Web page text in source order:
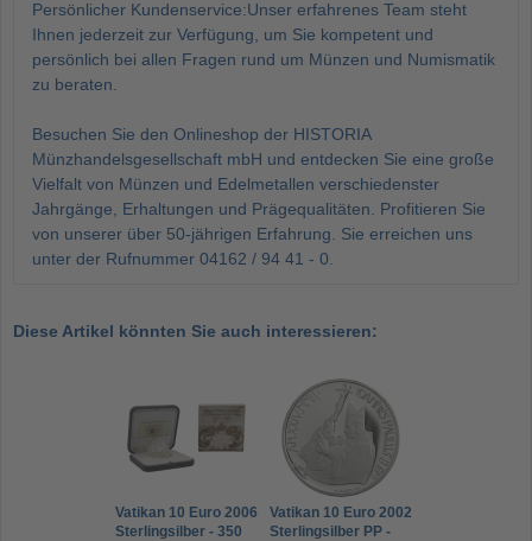
Persönlicher Kundenservice:Unser erfahrenes Team steht
Ihnen jederzeit zur Verfügung, um Sie kompetent und
persönlich bei allen Fragen rund um Münzen und Numismatik
zu beraten.
Besuchen Sie den Onlineshop der HISTORIA
Münzhandelsgesellschaft mbH und entdecken Sie eine große
Vielfalt von Münzen und Edelmetallen verschiedenster
Jahrgänge, Erhaltungen und Prägequalitäten. Profitieren Sie
von unserer über 50-jährigen Erfahrung. Sie erreichen uns
unter der Rufnummer 04162 / 94 41 - 0.
Diese Artikel könnten Sie auch interessieren:
Vatikan 10 Euro 2006
Sterlingsilber - 350
Vatikan 10 Euro 2002
Sterlingsilber PP -